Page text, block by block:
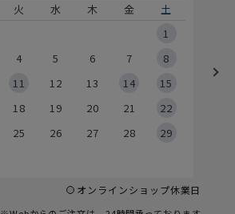
火 水 木 金
土
1
4 5 6 7
8
11 12 13 14
15
18 19 20 21
22
25 26 27 28
29
オンラインショップ休業日